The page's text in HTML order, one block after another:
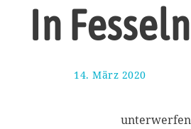
In Fesseln
14. März 2020
M